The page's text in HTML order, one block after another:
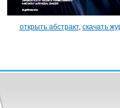
открыть абстракт, скачать